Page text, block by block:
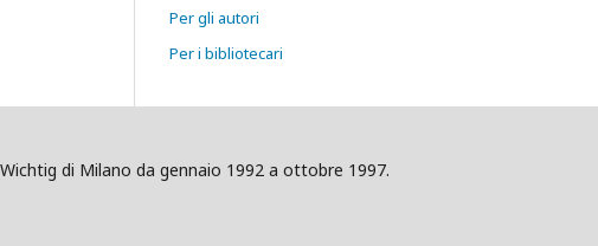
Per gli autori
Per i bibliotecari
di Milano da gennaio 1992 a ottobre 1997.